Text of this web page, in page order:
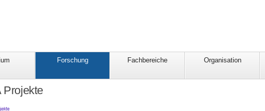
Forschung Fachbereiche Organisation
Projekte